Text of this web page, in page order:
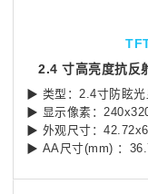
2.4 寸高亮度抗反
▶ 类型：2.4寸防眩光
▶ 显示像素：
▶ 外观尺寸：
▶ AA尺寸(mm) ：